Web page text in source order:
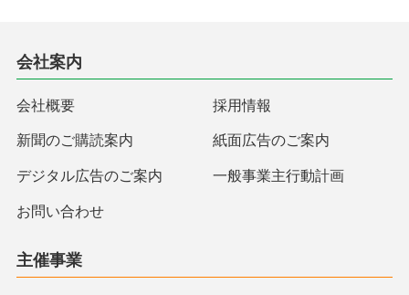
会社案内
会社概要 採用情報
新聞のご購読案内 紙面広告のご案内
デジタル広告のご案内 一般事業主行動計画
お問い合わせ
主催事業